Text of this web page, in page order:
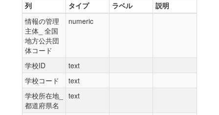
列 タイプ ラベル
説明
情報の管理
主体_ 全国
地方公共団
体コード
numeric
学校ID
text
学校コード
text
学校所在地_
都道府県名
text